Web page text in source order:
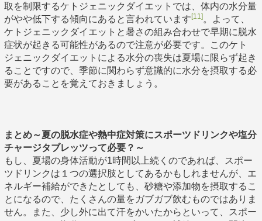
取を制限するケトジェニックダイエットでは、体内の水分量
がやや低下する傾向にあると言われています[11]。よって、
ケトジェニックダイエットと暑さの組み合わせで早期に脱水
症状が起きる可能性があるので注意が必要です。このケト
ジェニックダイエットによる水分の喪失は夏場に限らず起き
ることですので、季節に関わらず意識的に水分を摂取する必
要があることを覚えておきましょう。
まとめ～夏の脱水症や熱中症対策にスポーツドリンクや塩分
チャージタブレッツって必要？～
もし、夏場の身体活動が1時間以上続くのであれば、スポー
ツドリンクは１つの選択肢としてあるかもしれませんが、エ
ネルギー補給ができたとしても、砂糖や添加物を摂取するこ
とになるので、たくさんの量をガブガブ飲むものではありま
せん。また、少し外に出て汗をかいたからといって、スポー